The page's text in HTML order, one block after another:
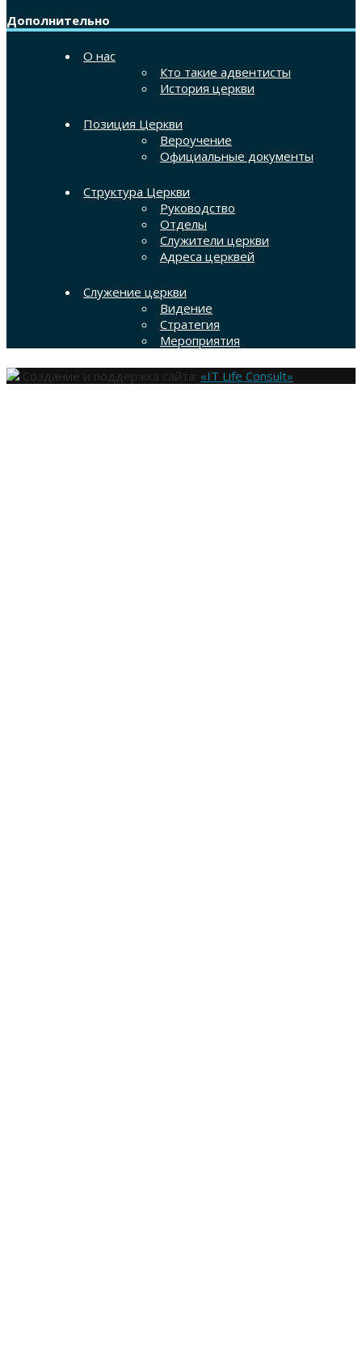
Дополнительно
О нас
Кто такие адвентисты
История церкви
Позиция Церкви
Вероучение
Официальные документы
Структура Церкви
Руководство
Отделы
Служители церкви
Адреса церквей
Служение церкви
Видение
Стратегия
Мероприятия
Создание и поддержка сайта: «IT Life Consult»